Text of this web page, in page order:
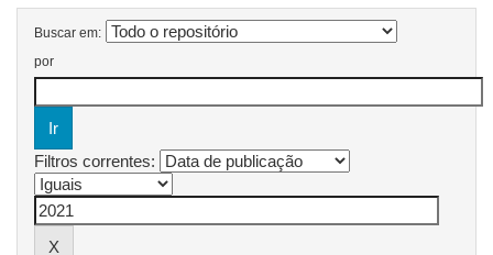
Buscar em:
por
Filtros correntes: